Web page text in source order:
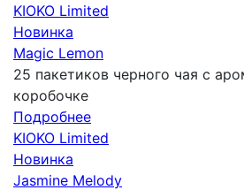
KIOKO Limited
Новинка
Magic Lemon
25 пакетиков черного чая с
коробочке
Подробнее
KIOKO Limited
Новинка
Jasmine Melody